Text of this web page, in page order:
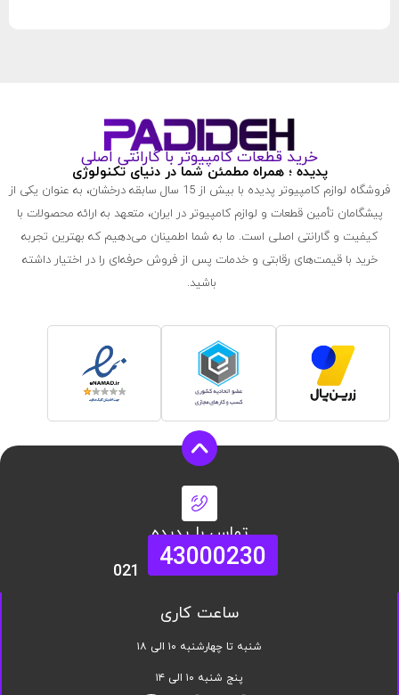
خرید قطعات کامپیوتر با گارانتی اصلی
پدیده ؛ همراه مطمئن شما در دنیای تکنولوژی
فروشگاه لوازم کامپیوتر پدیده با بیش از 15 سال سابقه درخشان، به عنوان یکی از
پیشگامان تأمین قطعات و لوازم کامپیوتر در ایران، متعهد به ارائه محصولات با
کیفیت و گارانتی اصلی است. ما به شما اطمینان می‌دهیم که بهترین تجربه
خرید با قیمت‌های رقابتی و خدمات پس از فروش حرفه‌ای را در اختیار داشته
باشید.
تماس با پدیده
43000230
021
ساعت کاری
شنبه تا چهارشنبه ۱۰ الی ۱۸
پنج شنبه ۱۰ الی ۱۴